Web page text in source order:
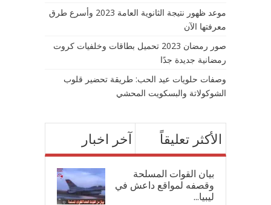
موعد ظهور نتيجة الثانوية العامة 2023 وأسرع طرق
معرفتها الآن
صور رمضان 2023 تحميل بطاقات وخلفيات كروت
رمضانية جديدة جدًا
وصفات حلويات عيد الحب: طريقة تحضير قلوب
الشوكولاتة والبسكويت المحشي
آخر اخبار الأكثر تعليقاً
بيان القوات المسلحة
وقصفه لمواقع داعش في
ليبيا...